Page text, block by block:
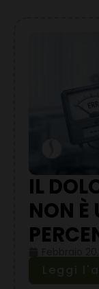
IL
NON È
Leggi